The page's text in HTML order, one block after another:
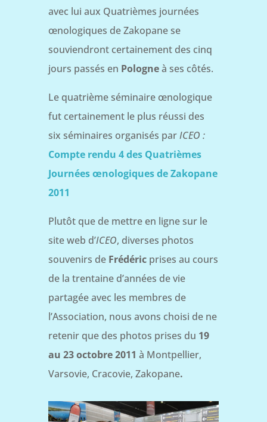
avec lui aux Quatrièmes journées
œnologiques de Zakopane se
souviendront certainement des cinq
jours passés en Pologneà ses côtés.
Le quatrième séminaire œnologique
fut certainement le plus réussi des
six séminaires organisés parICEO :
Compte rendu 4 des Quatrièmes
Journées œnologiques de Zakopane
2011
Plutôt que de mettre en ligne sur le
site web d’ICEO, diverses photos
souvenirs de Frédéric prises au cours
de la trentaine d’années de vie
partagée avec les membres de
l’Association, nous avons choisi de ne
retenir que des photos prises du 19
au 23 octobre 2011 à Montpellier,
Varsovie, Cracovie, Zakopane.